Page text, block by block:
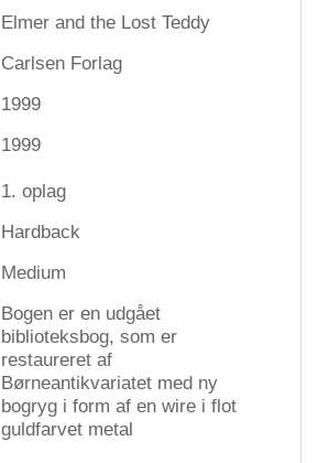
Elmer and the Lost Teddy
Carlsen Forlag
1999
1999
1. oplag
Hardback
Medium
Bogen er en udgået
biblioteksbog, som er
restaureret af
Børneantikvariatet med ny
bogryg i form af en wire i flot
guldfarvet metal